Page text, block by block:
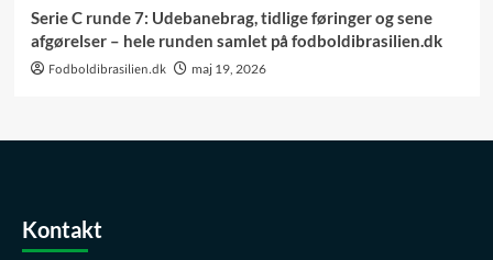
Serie C runde 7: Udebanebrag, tidlige føringer og sene
afgørelser – hele runden samlet på fodboldibrasilien.dk
Fodboldibrasilien.dk maj 19, 2026
Kontakt